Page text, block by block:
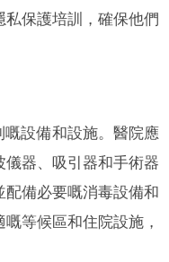
保護培訓，確保他們
嘅設備和設施。醫院應
器、吸引器和手術器
備必要嘅消毒設備和
等候區和住院設施，